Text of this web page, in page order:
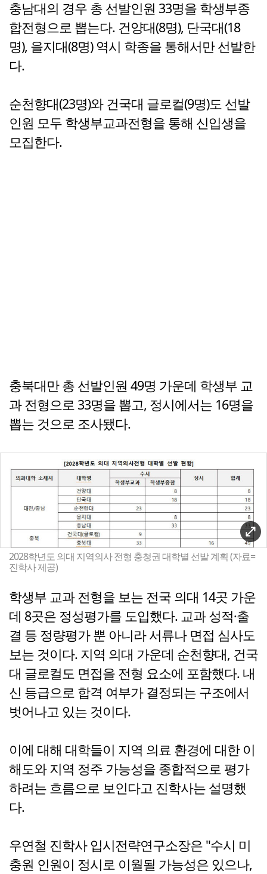
충남대의 경우 총 선발인원 33명을 학생부종
합전형으로 뽑는다. 건양대(8명), 단국대(18
명), 을지대(8명) 역시 학종을 통해서만 선발한
다.
순천향대(23명)와 건국대 글로컬(9명)도 선발
인원 모두 학생부교과전형을 통해 신입생을
모집한다.
충북대만 총 선발인원 49명 가운데 학생부 교
과 전형으로 33명을 뽑고, 정시에서는 16명을
뽑는 것으로 조사됐다.
2028학년도 의대 지역의사 전형 충청권 대학별 선발 계획 (자료=
진학사 제공)
학생부 교과 전형을 보는 전국 의대 14곳 가운
데 8곳은 정성평가를 도입했다. 교과 성적·출
결 등 정량평가 뿐 아니라 서류나 면접 심사도
보는 것이다. 지역 의대 가운데 순천향대, 건국
대 글로컬도 면접을 전형 요소에 포함했다. 내
신 등급으로 합격 여부가 결정되는 구조에서
벗어나고 있는 것이다.
이에 대해 대학들이 지역 의료 환경에 대한 이
해도와 지역 정주 가능성을 종합적으로 평가
하려는 흐름으로 보인다고 진학사는 설명했
다.
우연철 진학사 입시전략연구소장은 "수시 미
충원 인원이 정시로 이월될 가능성은 있으나,